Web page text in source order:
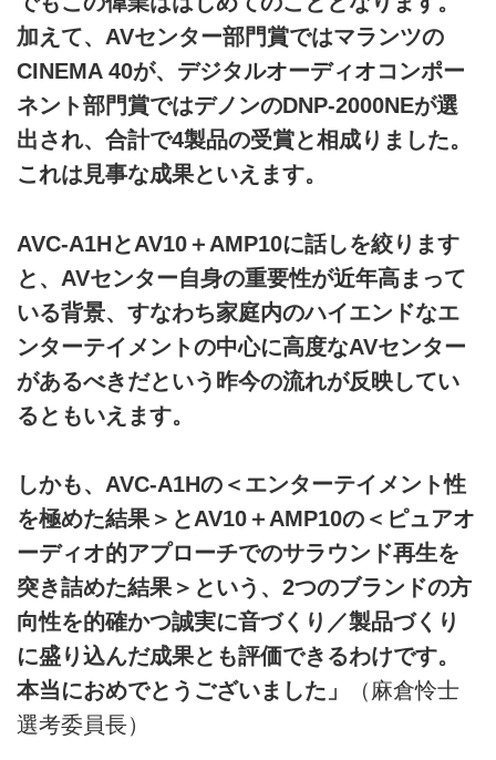
加えて、AVセンター部門賞ではマランツの
CINEMA 40が、デジタルオーディオコンポー
ネント部門賞ではデノンのDNP-2000NEが選
出され、合計で4製品の受賞と相成りました。
これは見事な成果といえます。
AVC-A1HとAV10＋AMP10に話しを絞ります
と、AVセンター自身の重要性が近年高まって
いる背景、すなわち家庭内のハイエンドなエ
ンターテイメントの中心に高度なAVセンター
があるべきだという昨今の流れが反映してい
るともいえます。
しかも、AVC-A1Hの＜エンターテイメント性
を極めた結果＞とAV10＋AMP10の＜ピュアオ
ーディオ的アプローチでのサラウンド再生を
突き詰めた結果＞という、2つのブランドの方
向性を的確かつ誠実に音づくり／製品づくり
に盛り込んだ成果とも評価できるわけです。
本当におめでとうございました」
（麻倉怜士
選考委員長）